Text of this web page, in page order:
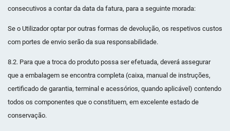
consecutivos a contar da data da fatura, para a seguinte morada:
Se o Utilizador optar por outras formas de devolução, os respetivos custos
com portes de envio serão da sua responsabilidade.
8.2. Para que a troca do produto possa ser efetuada, deverá assegurar
que a embalagem se encontra completa (caixa, manual de instruções,
certificado de garantia, terminal e acessórios, quando aplicável) contendo
todos os componentes que o constituem, em excelente estado de
conservação.